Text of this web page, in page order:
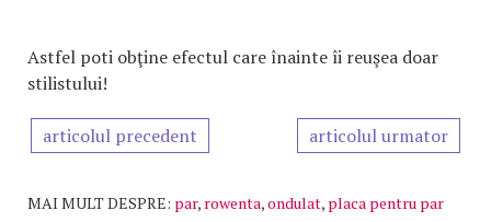
Astfel poti obţine efectul care înainte îi reuşea doar
stilistului!
articolul precedent articolul urmator
MAI MULT DESPRE: par, rowenta,ondulat, placa pentru par